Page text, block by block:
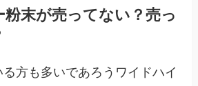
末が売ってない？売っ
方も多いであろうワイドハイ